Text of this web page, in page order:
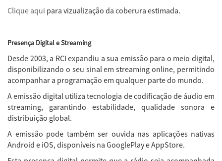
Clique aqui para vizualização da coberura estimada.
Presença Digital e Streaming
Desde 2003, a RCI expandiu a sua emissão para o meio digital,
disponibilizando o seu sinal em streaming online, permitindo
acompanhar a programação em qualquer parte do mundo.
A emissão digital utiliza tecnologia de codificação de áudio em
streaming, garantindo estabilidade, qualidade sonora e
distribuição global.
A emissão pode também ser ouvida nas aplicações nativas
Android e iOS, disponíveis na GooglePlay e AppStore.